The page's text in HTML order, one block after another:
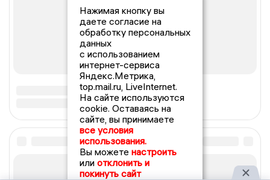
Нажимая кнопку вы
даете согласие на
обработку персональных
данных
с использованием
интернет-сервиса
Яндекс.Метрика,
top.mail.ru, LiveInternet.
На сайте используются
cookie. Оставаясь на
сайте, вы принимаете
все условия
использования.
Вы можете настроить
или отклонить и
покинуть сайт